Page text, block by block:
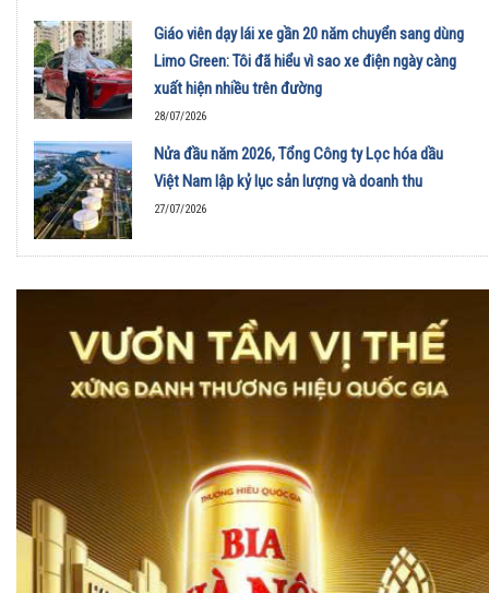
Giáo viên dạy lái xe gần 20 năm chuyển sang dùng
Limo Green: Tôi đã hiểu vì sao xe điện ngày càng
xuất hiện nhiều trên đường
28/07/2026
Nửa đầu năm 2026, Tổng Công ty Lọc hóa dầu
Việt Nam lập kỷ lục sản lượng và doanh thu
27/07/2026